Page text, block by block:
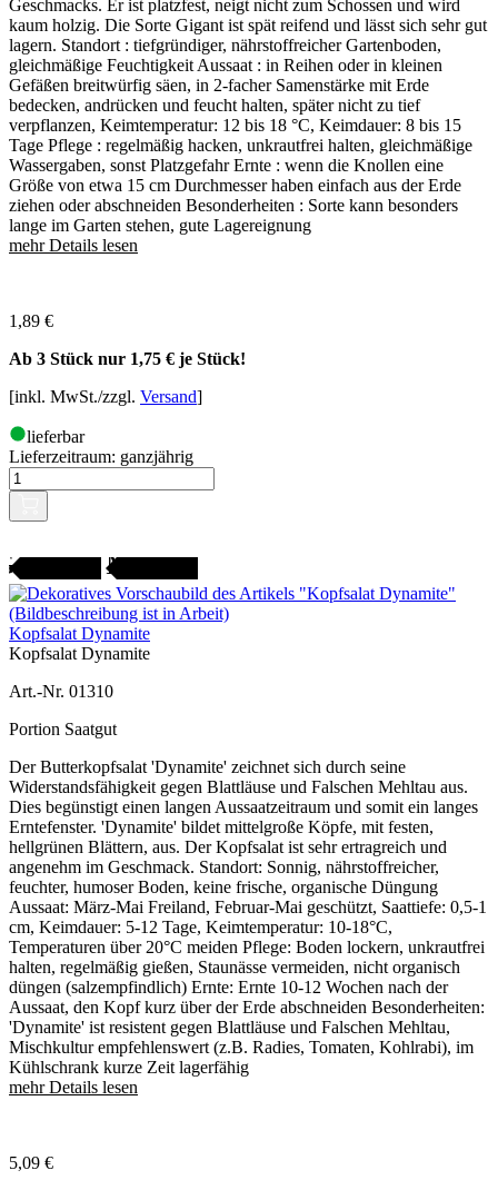
Geschmacks. Er ist platzfest, neigt nicht zum Schossen und wird
kaum holzig. Die Sorte Gigant ist spät reifend und lässt sich sehr gut
lagern. Standort : tiefgründiger, nährstoffreicher Gartenboden,
gleichmäßige Feuchtigkeit Aussaat : in Reihen oder in kleinen
Gefäßen breitwürfig säen, in 2-facher Samenstärke mit Erde
bedecken, andrücken und feucht halten, später nicht zu tief
verpflanzen, Keimtemperatur: 12 bis 18 °C, Keimdauer: 8 bis 15
Tage Pflege : regelmäßig hacken, unkrautfrei halten, gleichmäßige
Wassergaben, sonst Platzgefahr Ernte : wenn die Knollen eine
Größe von etwa 15 cm Durchmesser haben einfach aus der Erde
ziehen oder abschneiden Besonderheiten : Sorte kann besonders
lange im Garten stehen, gute Lagereignung
mehr Details lesen
1,89 €
Ab 3 Stück nur 1,75 € je Stück!
[inkl. MwSt./zzgl. Versand]
lieferbar
Lieferzeitraum: ganzjährig
SAMENFEST
Kopfsalat Dynamite
Kopfsalat Dynamite
Art.-Nr. 01310
Portion Saatgut
Der Butterkopfsalat 'Dynamite' zeichnet sich durch seine
Widerstandsfähigkeit gegen Blattläuse und Falschen Mehltau aus.
Dies begünstigt einen langen Aussaatzeitraum und somit ein langes
Erntefenster. 'Dynamite' bildet mittelgroße Köpfe, mit festen,
hellgrünen Blättern, aus. Der Kopfsalat ist sehr ertragreich und
angenehm im Geschmack. Standort: Sonnig, nährstoffreicher,
feuchter, humoser Boden, keine frische, organische Düngung
Aussaat: März-Mai Freiland, Februar-Mai geschützt, Saattiefe: 0,5-1
cm, Keimdauer: 5-12 Tage, Keimtemperatur: 10-18°C,
Temperaturen über 20°C meiden Pflege: Boden lockern, unkrautfrei
halten, regelmäßig gießen, Staunässe vermeiden, nicht organisch
düngen (salzempfindlich) Ernte: Ernte 10-12 Wochen nach der
Aussaat, den Kopf kurz über der Erde abschneiden Besonderheiten:
'Dynamite' ist resistent gegen Blattläuse und Falschen Mehltau,
Mischkultur empfehlenswert (z.B. Radies, Tomaten, Kohlrabi), im
Kühlschrank kurze Zeit lagerfähig
mehr Details lesen
5,09 €